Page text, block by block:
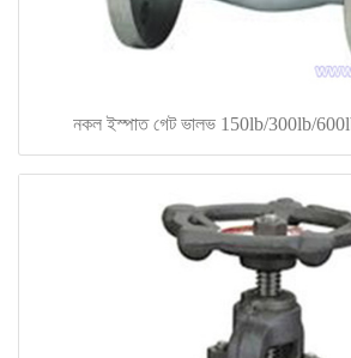
নকল ইস্পাত গেট ভালভ 150lb/300lb/